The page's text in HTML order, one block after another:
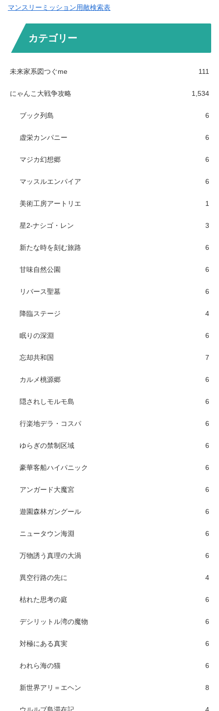
マンスリーミッション用敵検索表
カテゴリー
未来家系図つぐme 111
にゃんこ大戦争攻略 1,534
ブック列島 6
虚栄カンパニー 6
マジカ幻想郷 6
マッスルエンパイア 6
美術工房アートリエ 1
星2-ナシゴ・レン 3
新たな時を刻む旅路 6
甘味自然公園 6
リバース聖墓 6
降臨ステージ 4
眠りの深淵 6
忘却共和国 7
カルメ桃源郷 6
隠されしモルモ島 6
行楽地デラ・コスパ 6
ゆらぎの禁制区域 6
豪華客船ハイパニック 6
アンガード大魔宮 6
遊園森林ガングール 6
ニュータウン海淵 6
万物誘う真理の大渦 6
異空行路の先に 4
枯れた思考の庭 6
デシリットル湾の魔物 6
対極にある真実 6
われら海の猫 6
新世界アリ＝エヘン 8
ウルルブ島滞在記 4